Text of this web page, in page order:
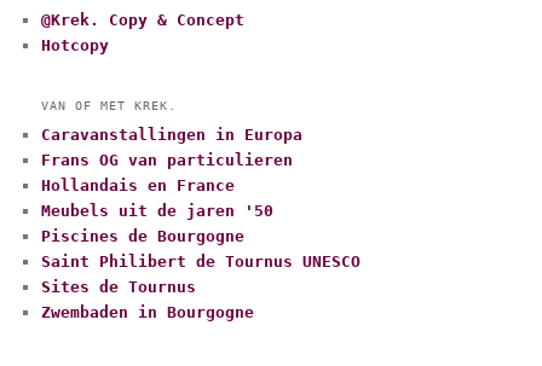
@Krek. Copy & Concept
Hotcopy
VAN OF MET KREK.
Caravanstallingen in Europa
Frans OG van particulieren
Hollandais en France
Meubels uit de jaren '50
Piscines de Bourgogne
Saint Philibert de Tournus UNESCO
Sites de Tournus
Zwembaden in Bourgogne